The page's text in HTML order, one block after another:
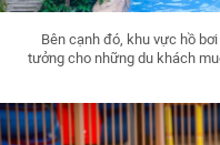
Bên cạnh đó, khu vực hồ
tưởng cho những du khách